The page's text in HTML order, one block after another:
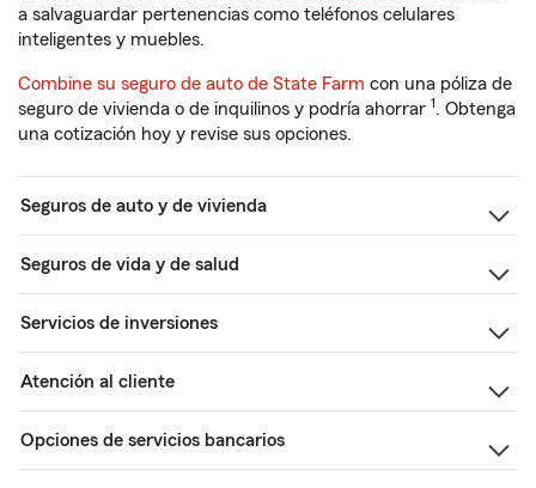
a salvaguardar pertenencias como teléfonos celulares
inteligentes y muebles.
Combine su seguro de auto de State Farm con una póliza de
seguro de vivienda o de inquilinos y podría ahorrar 1. Obtenga
una cotización hoy y revise sus opciones.
Seguros de auto y de vivienda
Seguros de vida y de salud
Servicios de inversiones
Atención al cliente
Opciones de servicios bancarios